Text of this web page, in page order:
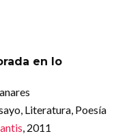
en lo
Literatura, Poesía
, 2011